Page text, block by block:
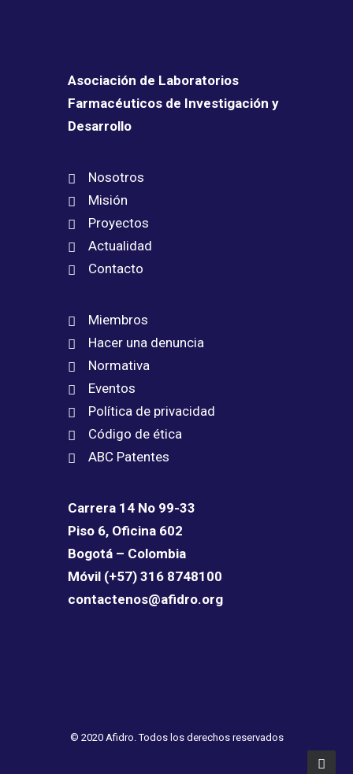
Asociación de Laboratorios
Farmacéuticos de Investigación y
Desarrollo
Nosotros
Misión
Proyectos
Actualidad
Contacto
Miembros
Hacer una denuncia
Normativa
Eventos
Política de privacidad
Código de ética
ABC Patentes
Carrera 14 No 99-33
Piso 6, Oficina 602
Bogotá – Colombia
Móvil (+57) 316 8748100
contactenos@afidro.org
© 2020 Afidro. Todos los derechos reservados